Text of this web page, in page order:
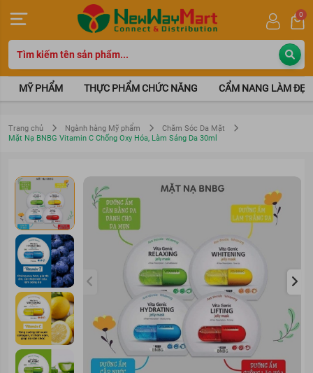
0
MỸ PHẨM THỰC PHẨM CHỨC NĂNG CẨM NANG LÀM ĐẸP
Trang chủ Ngành hàng Mỹ phẩm
Chăm Sóc Da Mặt
Mặt Nạ BNBG Vitamin C Chống Oxy Hóa, Làm Sáng Da 30ml